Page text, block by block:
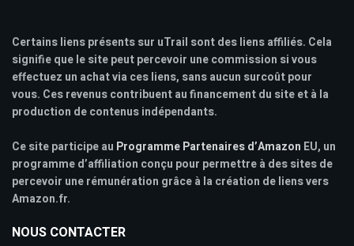
Certains liens présents sur uTrail sont des liens affiliés. Cela
signifie que le site peut percevoir une commission si vous
effectuez un achat via ces liens, sans aucun surcoût pour
vous. Ces revenus contribuent au financement du site et à la
production de contenus indépendants.
Ce site participe au Programme Partenaires d’Amazon EU, un
programme d’affiliation conçu pour permettre à des sites de
percevoir une rémunération grâce à la création de liens vers
Amazon.fr.
NOUS CONTACTER